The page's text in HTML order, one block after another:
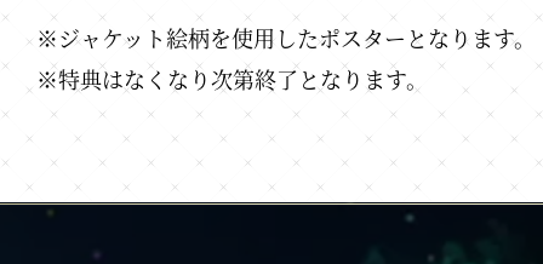
※ジャケット絵柄を使用したポスターとなります。
※特典はなくなり次第終了となります。